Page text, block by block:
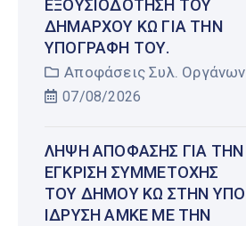
ΕΞΟΥΣΙΟΔΌΤΗΣΗ ΤΟΥ
ΔΗΜΆΡΧΟΥ ΚΩ ΓΙΑ ΤΗΝ
ΥΠΟΓΡΑΦΉ ΤΟΥ.
Αποφάσεις Συλ. Οργάνων
07/08/2026
ΛΉΨΗ ΑΠΌΦΑΣΗΣ ΓΙΑ ΤΗΝ
ΈΓΚΡΙΣΗ ΣΥΜΜΕΤΟΧΉΣ
ΤΟΥ ΔΉΜΟΥ ΚΩ ΣΤΗΝ ΥΠΌ
ΊΔΡΥΣΗ ΑΜΚΕ ΜΕ ΤΗΝ